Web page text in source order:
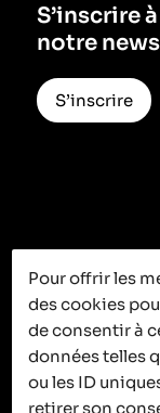
C’est ici que
ça se passe
S’inscrire à
notre
S’inscrire
Pour offrir les
des cookies
de consentir à
données telles
ou les ID
retirer son